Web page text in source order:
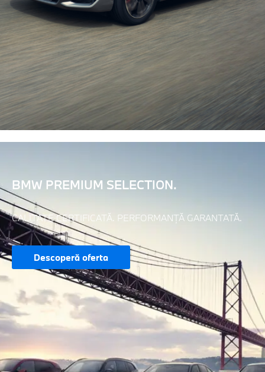
BMW PREMIUM SELECTION.
CALITATE CERTIFICATĂ. PERFORMANȚĂ GARANTATĂ.
Descoperă oferta